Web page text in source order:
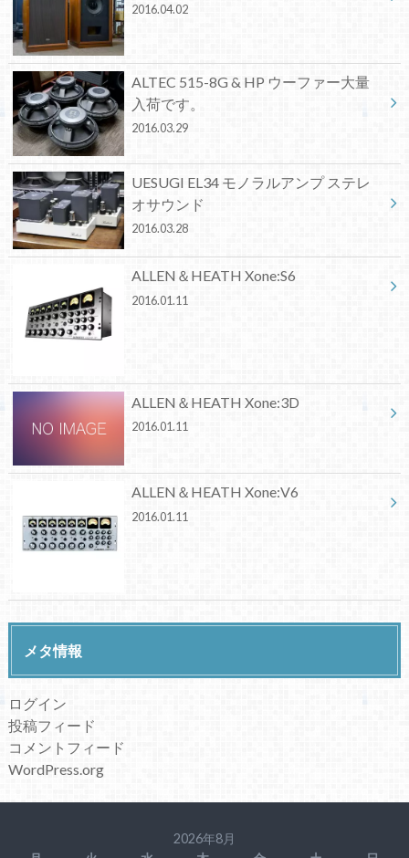
2016.04.02
ALTEC 515-8G & HP ウーファー大量
入荷です。
2016.03.29
UESUGI EL34 モノラルアンプ ステレ
オサウンド
2016.03.28
ALLEN＆HEATH Xone:S6
2016.01.11
ALLEN＆HEATH Xone:3D
2016.01.11
ALLEN＆HEATH Xone:V6
2016.01.11
メタ情報
ログイン
投稿フィード
コメントフィード
WordPress.org
2026年8月